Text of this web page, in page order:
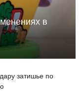
в
затишье по